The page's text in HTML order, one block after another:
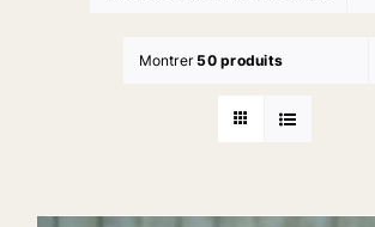
Montrer50 produits